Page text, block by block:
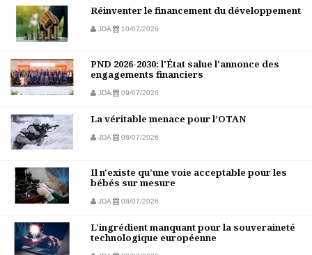
Réinventer le financement du développement
JDA 10/07/2026
PND 2026-2030: l'État salue l'annonce des
engagements financiers
JDA 09/07/2026
La véritable menace pour l’OTAN
JDA 08/07/2026
Il n'existe qu'une voie acceptable pour les
bébés sur mesure
JDA 08/07/2026
L'ingrédient manquant pour la souveraineté
technologique européenne